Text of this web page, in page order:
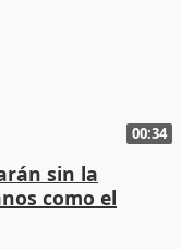
00:34
sin la
como el